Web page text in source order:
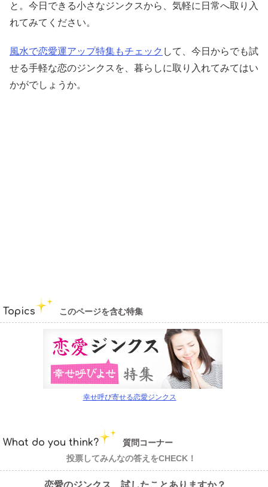
と。今日できる小さなジンクスから、気軽に日常へ取り入
れてみてください。
風水で恋愛運アップ特集もチェック して、今日からでも試
せる手軽な恋のジンクスを、暮らしに取り入れてみてはい
かがでしょうか。
Topics このページを含む特集
幸せ呼び寄せる恋愛ジンクス
What do you think?
質問コーナー
投票してみんなの答えをCHECK！
恋愛のジンクス、試したことありますか？